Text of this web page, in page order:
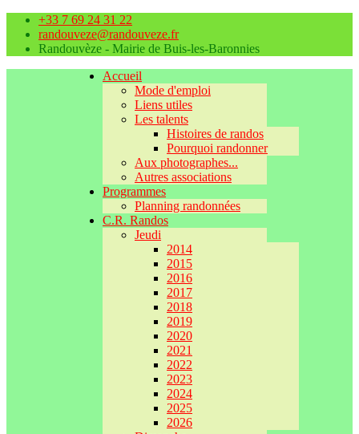
+33 7 69 24 31 22
randouveze@randouveze.fr
Randouvèze - Mairie de Buis-les-Baronnies
Accueil
Mode d'emploi
Liens utiles
Les talents
Histoires de randos
Pourquoi randonner
Aux photographes...
Autres associations
Programmes
Planning randonnées
C.R. Randos
Jeudi
2014
2015
2016
2017
2018
2019
2020
2021
2022
2023
2024
2025
2026